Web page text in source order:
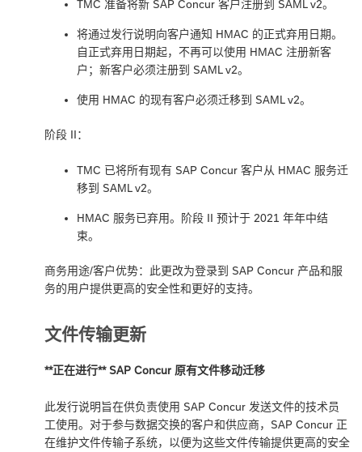
TMC 准备将新 SAP Concur 客户注册到 SAML v2。
将通过发行说明向客户通知 HMAC 的正式弃用日期。
自正式弃用日期起，不再可以使用 HMAC 注册新客
户；新客户必须注册到 SAML v2。
使用 HMAC 的现有客户必须迁移到 SAML v2。
阶段 II：
TMC 已将所有现有 SAP Concur 客户从 HMAC 服务迁
移到 SAML v2。
HMAC 服务已弃用。阶段 II 预计于 2021 年年中结
束。
商务用途/客户优势：此更改为登录到 SAP Concur 产品和服
务的用户提供更高的安全性和更好的支持。
文件传输更新
**正在进行** SAP Concur 原有文件移动迁移
此发行说明旨在供负责使用 SAP Concur 发送文件的技术员
工使用。对于参与数据交换的客户和供应商，SAP Concur 正
在维护文件传输子系统，以便为这些文件传输提供更高的安全